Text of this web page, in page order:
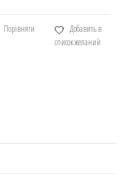
Порівняти
Добавить в
список желаний